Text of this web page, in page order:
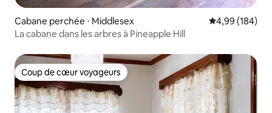
Cabane perchée ⋅ Middlesex Évaluation
4,99 (184)
La cabane dans les arbres à Pineapple Hill
Coup de cœur voyageurs
Coup de cœur voyageurs